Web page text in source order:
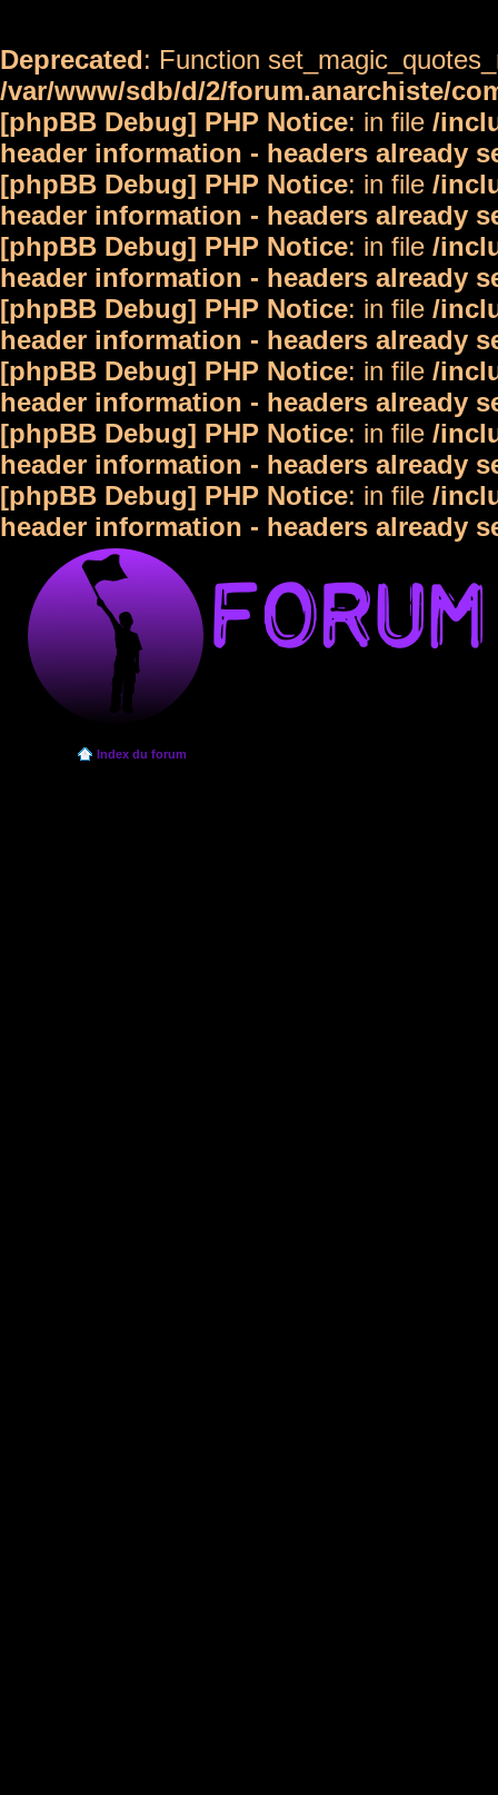
Deprecated: Function
/var/www/sdb/d/2/forum.anarchiste/
[phpBB Debug] PHP Notice: in file /
header information - headers already
[phpBB Debug] PHP Notice: in file /
header information - headers already
[phpBB Debug] PHP Notice: in file /
header information - headers already
[phpBB Debug] PHP Notice: in file /
header information - headers already
[phpBB Debug] PHP Notice: in file /
header information - headers already
[phpBB Debug] PHP Notice: in file /
header information - headers already
[phpBB Debug] PHP Notice: in file /
header information - headers already
Index du forum